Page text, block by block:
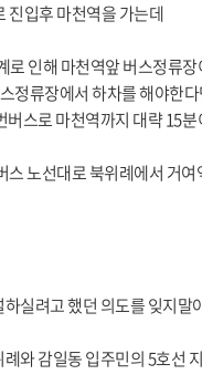
진입후 마천역을 가는데
로 인해 마천역앞 버스정류
정류장에서 하차를 해야한
버스로 마천역까지 대략 15
스 노선대로 북위례에서 거
실려고 했던 의도를 잊지말
와 감일동 입주민의 5호선